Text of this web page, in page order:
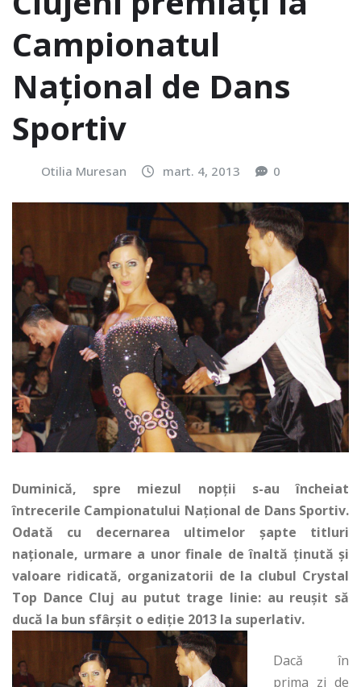
Campionatul
Naţional de Dans
Sportiv
Otilia Muresan mart. 4, 2013 0
Duminică, spre miezul nopţii s-au încheiat
întrecerile Campionatului Naţional de Dans Sportiv.
Odată cu decernarea ultimelor şapte titluri
naţionale, urmare a unor finale de înaltă ţinută şi
valoare ridicată, organizatorii de la clubul Crystal
Top Dance Cluj au putut trage linie: au reuşit să
ducă la bun sfârşit o ediţie 2013 la superlativ.
Dacă în
prima zi de